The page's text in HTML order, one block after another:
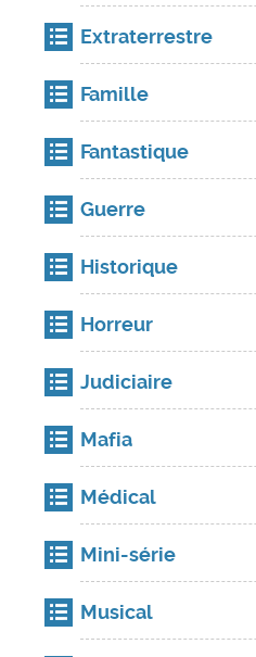
Extraterrestre
Famille
Fantastique
Guerre
Historique
Horreur
Judiciaire
Mafia
Médical
Mini-série
Musical